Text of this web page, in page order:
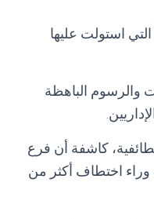
استولت عليها
والرسوم الباهظة
كاشفة أن فرع
العام الحالي، وقف وراء اختطاف أكثر من